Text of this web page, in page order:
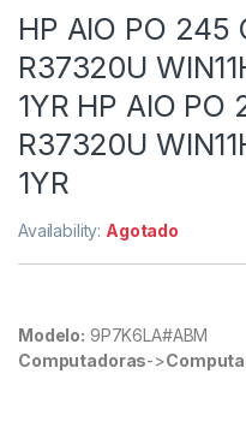
HP AIO PO 245
R37320U
1YR HP AIO PO
R37320U
1YR
Availability: Agotado
Modelo: 9P7K6LA#ABM
Computadoras->